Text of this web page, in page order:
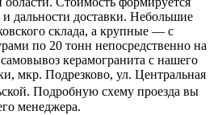
дальности доставки. Небольшие
склада, а крупные — с
по 20 тонн непосредственно на
керамогранита с нашего
мкр. Подрезково, ул. Центральная
Подробную схему проезда вы
менеджера.